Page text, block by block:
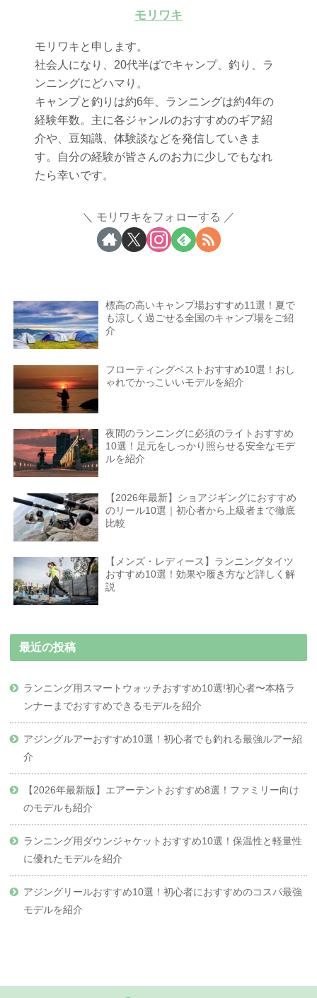
モリワキ
モリワキと申します。
社会人になり、20代半ばでキャンプ、釣り、ラ
ンニングにどハマり。
キャンプと釣りは約6年、ランニングは約4年の
経験年数。主に各ジャンルのおすすめのギア紹
介や、豆知識、体験談などを発信していきま
す。自分の経験が皆さんのお力に少しでもなれ
たら幸いです。
モリワキをフォローする
標高の高いキャンプ場おすすめ11選！夏で
も涼しく過ごせる全国のキャンプ場をご紹
介
フローティングベストおすすめ10選！おし
ゃれでかっこいいモデルを紹介
夜間のランニングに必須のライトおすすめ
10選！足元をしっかり照らせる安全なモデ
ルを紹介
【2026年最新】ショアジギングにおすすめ
のリール10選｜初心者から上級者まで徹底
比較
【メンズ・レディース】ランニングタイツ
おすすめ10選！効果や履き方など詳しく解
説
最近の投稿
ランニング用スマートウォッチおすすめ10選!初心者〜本格ラ
ンナーまでおすすめできるモデルを紹介
アジングルアーおすすめ10選！初心者でも釣れる最強ルアー紹
介
【2026年最新版】エアーテントおすすめ8選！ファミリー向け
のモデルも紹介
ランニング用ダウンジャケットおすすめ10選！保温性と軽量性
に優れたモデルを紹介
アジングリールおすすめ10選！初心者におすすめのコスパ最強
モデルを紹介